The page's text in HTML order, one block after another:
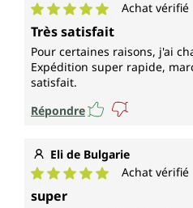
Note moyenne de 5 sur 5
Achat vérifié
Très satisfait
Pour certaines raisons, j'ai
Expédition super rapide,
satisfait.
Répondre
Eli de Bulgarie
Achat vérifié
super